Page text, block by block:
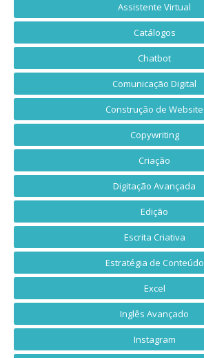
Assistente Virtual
Catálogos
Chatbot
Comunicação Digital
Construção de Website
Copywriting
Criação
Digitação Avançada
Edição
Escrita Criativa
Estratégia de Conteúdo
Excel
Inglês Avançado
Instagram